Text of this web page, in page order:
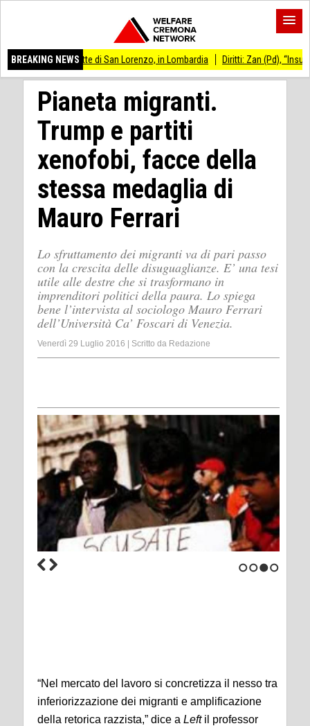
BREAKING NEWS
Notte di San Lorenzo, in Lombardia Diritti: Zan (Pd), “Insultato perché
Pianeta migranti.
Trump e partiti
xenofobi, facce della
stessa medaglia di
Mauro Ferrari
Lo sfruttamento dei migranti va di pari passo
con la crescita delle disuguaglianze. E’ una tesi
utile alle destre che si trasformano in
imprenditori politici della paura. Lo spiega
bene l’intervista al sociologo Mauro Ferrari
dell’Università Ca’ Foscari di Venezia.
Venerdì 29 Luglio 2016 Scritto da Redazione
“Nel mercato del lavoro si concretizza il nesso tra
inferiorizzazione dei migranti e amplificazione
della retorica razzista,” dice a Left il professor